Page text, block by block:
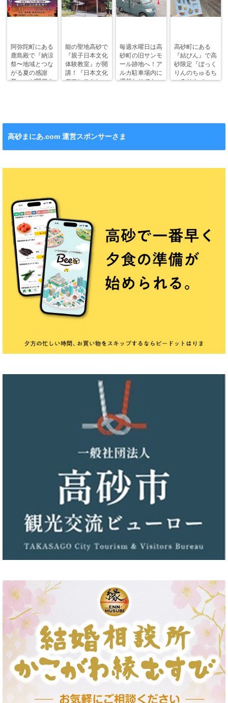
阿弥陀町にある
鹿島殿で『納涼
祭〜地域とつな
がる夏の感謝
祭〜』が開催さ
能の聖地高砂で
『親子日本文化
体験教室』が開
講！『日本文化
デモンストレー
毎週水曜日は高
砂町の旧サンモ
ール跡地へ！ア
ルカ駐車場内に
週替わりでキッ
高砂町にある
『結びん』で高
砂限定『ぼっく
りんのちゅるち
ゅるりん♪シー
高砂まにあ.com 運営スポンサーさま